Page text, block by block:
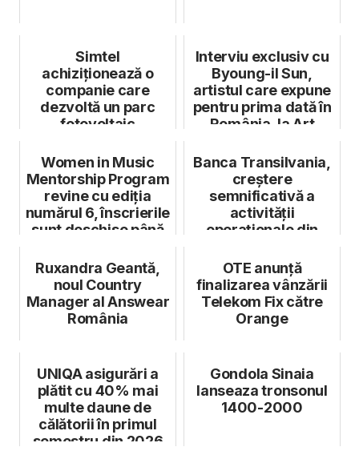
Simtel
achiziționează o
companie care
dezvoltă un parc
fotovoltaic
Interviu exclusiv cu
Byoung-il Sun,
artistul care expune
pentru prima dată în
România, la Art
Women in Music
Mentorship Program
revine cu ediția
numărul 6, înscrierile
sunt deschise până
Banca Transilvania,
creștere
semnificativă a
activității
operaționale din
Republica Moldo...
Ruxandra Geantă,
noul Country
Manager al Answear
România
OTE anunță
finalizarea vânzării
Telekom Fix către
Orange
UNIQA asigurări a
plătit cu 40% mai
multe daune de
călătorii în primul
semestru din 2026
Gondola Sinaia
lanseaza tronsonul
1400-2000